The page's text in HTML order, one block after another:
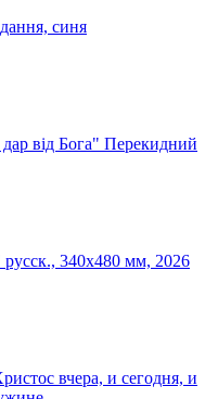
синя
від Бога" Перекидний
340х480 мм, 2026
вчера, и сегодня, и